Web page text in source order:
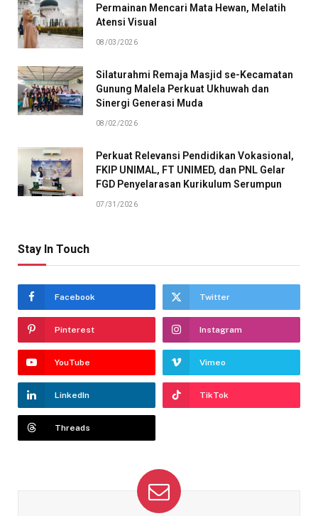
Permainan Mencari Mata Hewan, Melatih
Atensi Visual
08/03/2026
Silaturahmi Remaja Masjid se-Kecamatan
Gunung Malela Perkuat Ukhuwah dan
Sinergi Generasi Muda
08/02/2026
Perkuat Relevansi Pendidikan Vokasional,
FKIP UNIMAL, FT UNIMED, dan PNL Gelar
FGD Penyelarasan Kurikulum Serumpun
07/31/2026
Stay In Touch
Facebook Twitter
Pinterest Instagram
YouTube Vimeo
LinkedIn TikTok
Threads